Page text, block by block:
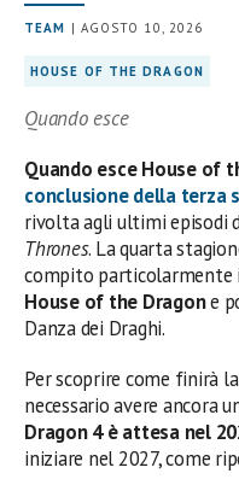
TEAM | AGOSTO 10, 2026
HOUSE OF THE DRAGON
Quando esce
Quando esce House of
conclusione della terza
rivolta agli ultimi episodi
Thrones. La quarta
compito
House of the Dragone
Danza dei Draghi.
Per scoprire come finirà
necessario avere ancora
Dragon 4 è attesa nel
iniziare nel 2027, come